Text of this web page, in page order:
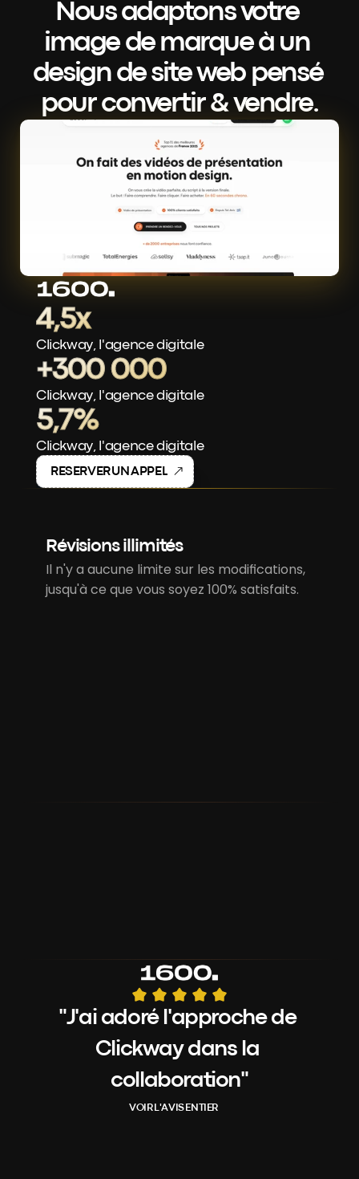
Nous adaptons votre
image de marque à un
design de site web pensé
pour convertir & vendre.
4,5x
Clickway, l'agence digitale
+300 000
Clickway, l'agence digitale
5,7%
Clickway, l'agence digitale
RESERV ERU N APP EL
Révisions illimités
Il n'y a aucune limite sur les modifications,
jusqu'à ce que vous soyez 100% satisfaits.
"J'ai adoré l'approche de
Clickway dans la
collaboration"
VOI R 'AVIS EN ER